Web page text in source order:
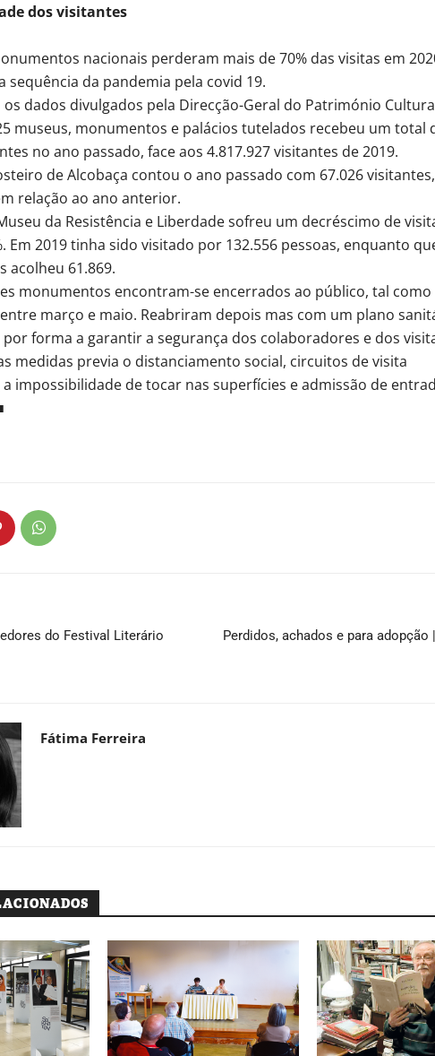
dos visitantes
nacionais perderam mais de 70% das visitas em
sequência da pandemia pela covid 19.
dados divulgados pela Direcção-Geral do Património
museus, monumentos e palácios tutelados recebeu um total
no ano passado, face aos 4.817.927 visitantes de 2019.
de Alcobaça contou o ano passado com 67.026
relação ao ano anterior.
da Resistência e Liberdade sofreu um decréscimo de
Em 2019 tinha sido visitado por 132.556 pessoas, enquanto
acolheu 61.869.
monumentos encontram-se encerrados ao público, tal como
março e maio. Reabriram depois mas com um plano
forma a garantir a segurança dos colaboradores e dos
medidas previa o distanciamento social, circuitos de visita
impossibilidade de tocar nas superfícies e admissão de
do Festival Literário
Perdidos, achados e para adopção
Fátima Ferreira